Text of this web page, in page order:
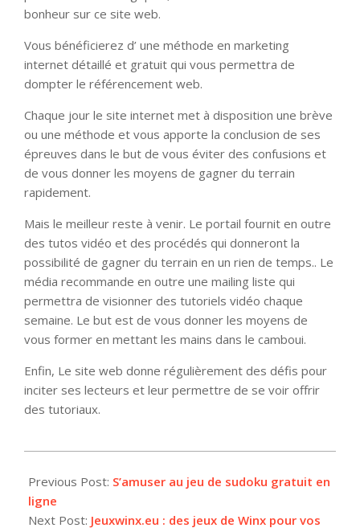
bonheur sur ce site web.
Vous bénéficierez d’ une méthode en marketing
internet détaillé et gratuit qui vous permettra de
dompter le référencement web.
Chaque jour le site internet met à disposition une brève
ou une méthode et vous apporte la conclusion de ses
épreuves dans le but de vous éviter des confusions et
de vous donner les moyens de gagner du terrain
rapidement.
Mais le meilleur reste à venir. Le portail fournit en outre
des tutos vidéo et des procédés qui donneront la
possibilité de gagner du terrain en un rien de temps.. Le
média recommande en outre une mailing liste qui
permettra de visionner des tutoriels vidéo chaque
semaine. Le but est de vous donner les moyens de
vous former en mettant les mains dans le camboui.
Enfin, Le site web donne régulièrement des défis pour
inciter ses lecteurs et leur permettre de se voir offrir
des tutoriaux.
05-
17
Previous Post: S’amuser au jeu de sudoku gratuit en
ligne
Next Post: Jeuxwinx.eu : des jeux de Winx pour vos